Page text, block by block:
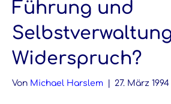
Führung und
Widerspruch?
Von Michael Harslem 27. März 1994